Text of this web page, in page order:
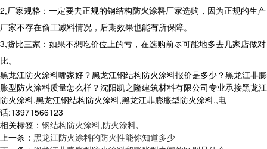
2,厂家规格：一定要去正规的钢结构防火涂料厂家选购，因为正规的生产
厂家不存在偷工减料情况，后期效果也能有所保障。
3,货比三家：如果不想吃价位上的亏，在选购前尽可能地多去几家店做对
比。
黑龙江防火涂料哪家好？黑龙江钢结构防火涂料报价是多少？黑龙江非膨
胀型防火涂料质量怎么样？沈阳凯之隆建筑材料有限公司专业承接黑龙江
防火涂料,黑龙江钢结构防火涂料,黑龙江非膨胀型防火涂料,,电
话:13971566123
相关标签： 钢结构防火涂料,防火涂料,
上一条： 黑龙江防火涂料的防火性能你知道多少